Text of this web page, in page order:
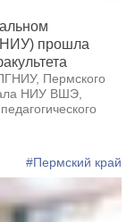
прошла
Пермского
НИУ ВШЭ,
#Пермский край